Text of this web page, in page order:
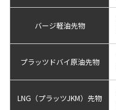
バージ軽油先物
プラッツドバイ原油先物
LNG（プラッツJKM）先物